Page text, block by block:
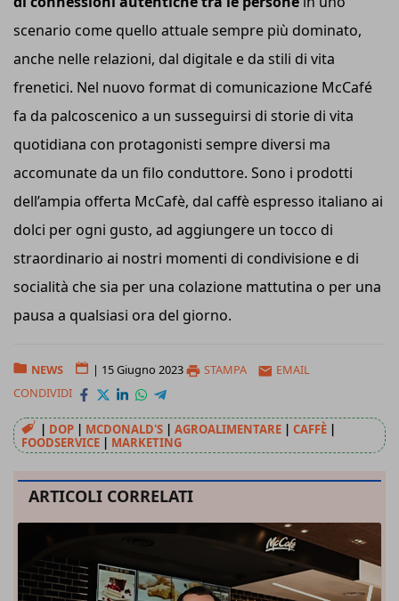
scenario come quello attuale sempre più dominato,
anche nelle relazioni, dal digitale e da stili di vita
frenetici. Nel nuovo format di comunicazione McCafé
fa da palcoscenico a un susseguirsi di storie di vita
quotidiana con protagonisti sempre diversi ma
accomunate da un filo conduttore. Sono i prodotti
dell’ampia offerta McCafè, dal caffè espresso italiano ai
dolci per ogni gusto, ad aggiungere un tocco di
straordinario ai nostri momenti di condivisione e di
socialità che sia per una colazione mattutina o per una
pausa a qualsiasi ora del giorno.
NEWS | 15 Giugno 2023 STAMPA
EMAIL
CONDIVIDI
DOP MCDONALD'S AGROALIMENTARE CAFFÈ
FOODSERVICE
MARKETING
ARTICOLI CORRELATI